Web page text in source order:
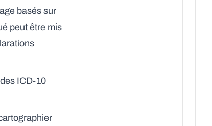
basés sur
peut être mis
ICD-10